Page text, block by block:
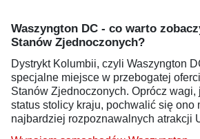
Waszyngton DC - co warto
Stanów Zjednoczonych?
Dystrykt Kolumbii, czyli Waszyngton
specjalne miejsce w przebogatej
Stanów Zjednoczonych. Oprócz
status stolicy kraju, pochwalić się ono
najbardziej rozpoznawalnych atrakcji